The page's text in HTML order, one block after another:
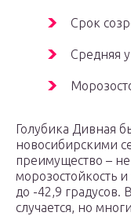
Срок
Средняя
Голубика Дивная
новосибирскими
преимущество –
морозостойкость
до -42,9 градусов.
случается, но